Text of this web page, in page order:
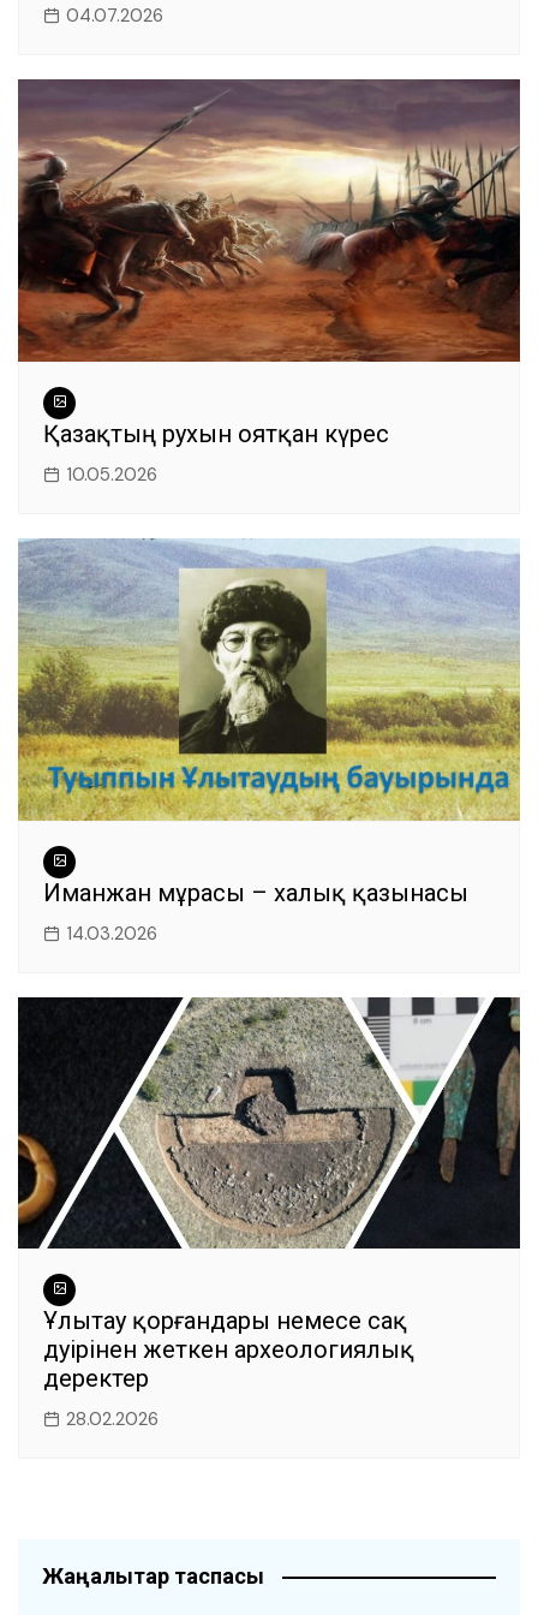
04.07.2026
Қазақтың рухын оятқан күрес
10.05.2026
Иманжан мұрасы – халық қазынасы
14.03.2026
Ұлытау қорғандары немесе сақ
дәуірінен жеткен археологиялық
деректер
28.02.2026
Жаңалықтар таспасы